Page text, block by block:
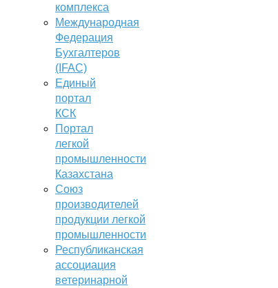
комплекса
Международная
Федерация
Бухгалтеров
(IFAC)
Единый
портал
КСК
Портал
легкой
промышленности
Казахстана
Союз
производителей
продукции легкой
промышленности
Республиканская
ассоциация
ветеринарной